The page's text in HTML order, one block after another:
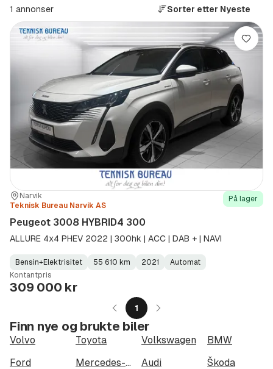
HYBRID4
(Modell)
1 annonser Sorter etter Nyeste
Sted:Narvik
Forhandler:
Teknisk Bureau Narvik AS
På lager
Peugeot 3008 HYBRID4 300
ALLURE 4x4 PHEV 2022 | 300hk | ACC | DAB + | NAVI
Fuel
Type:
Bensin+Elektrisitet
Kilometerstand: 55 610 km
Model
Year:
2021
Gearbox
Type:
Automat
Kontantpris
309 000 kr
Lagre
1
Finn nye og brukte biler
Volvo Toyota Volkswagen
BMW
Ford
Mercedes-Benz Audi
Škoda